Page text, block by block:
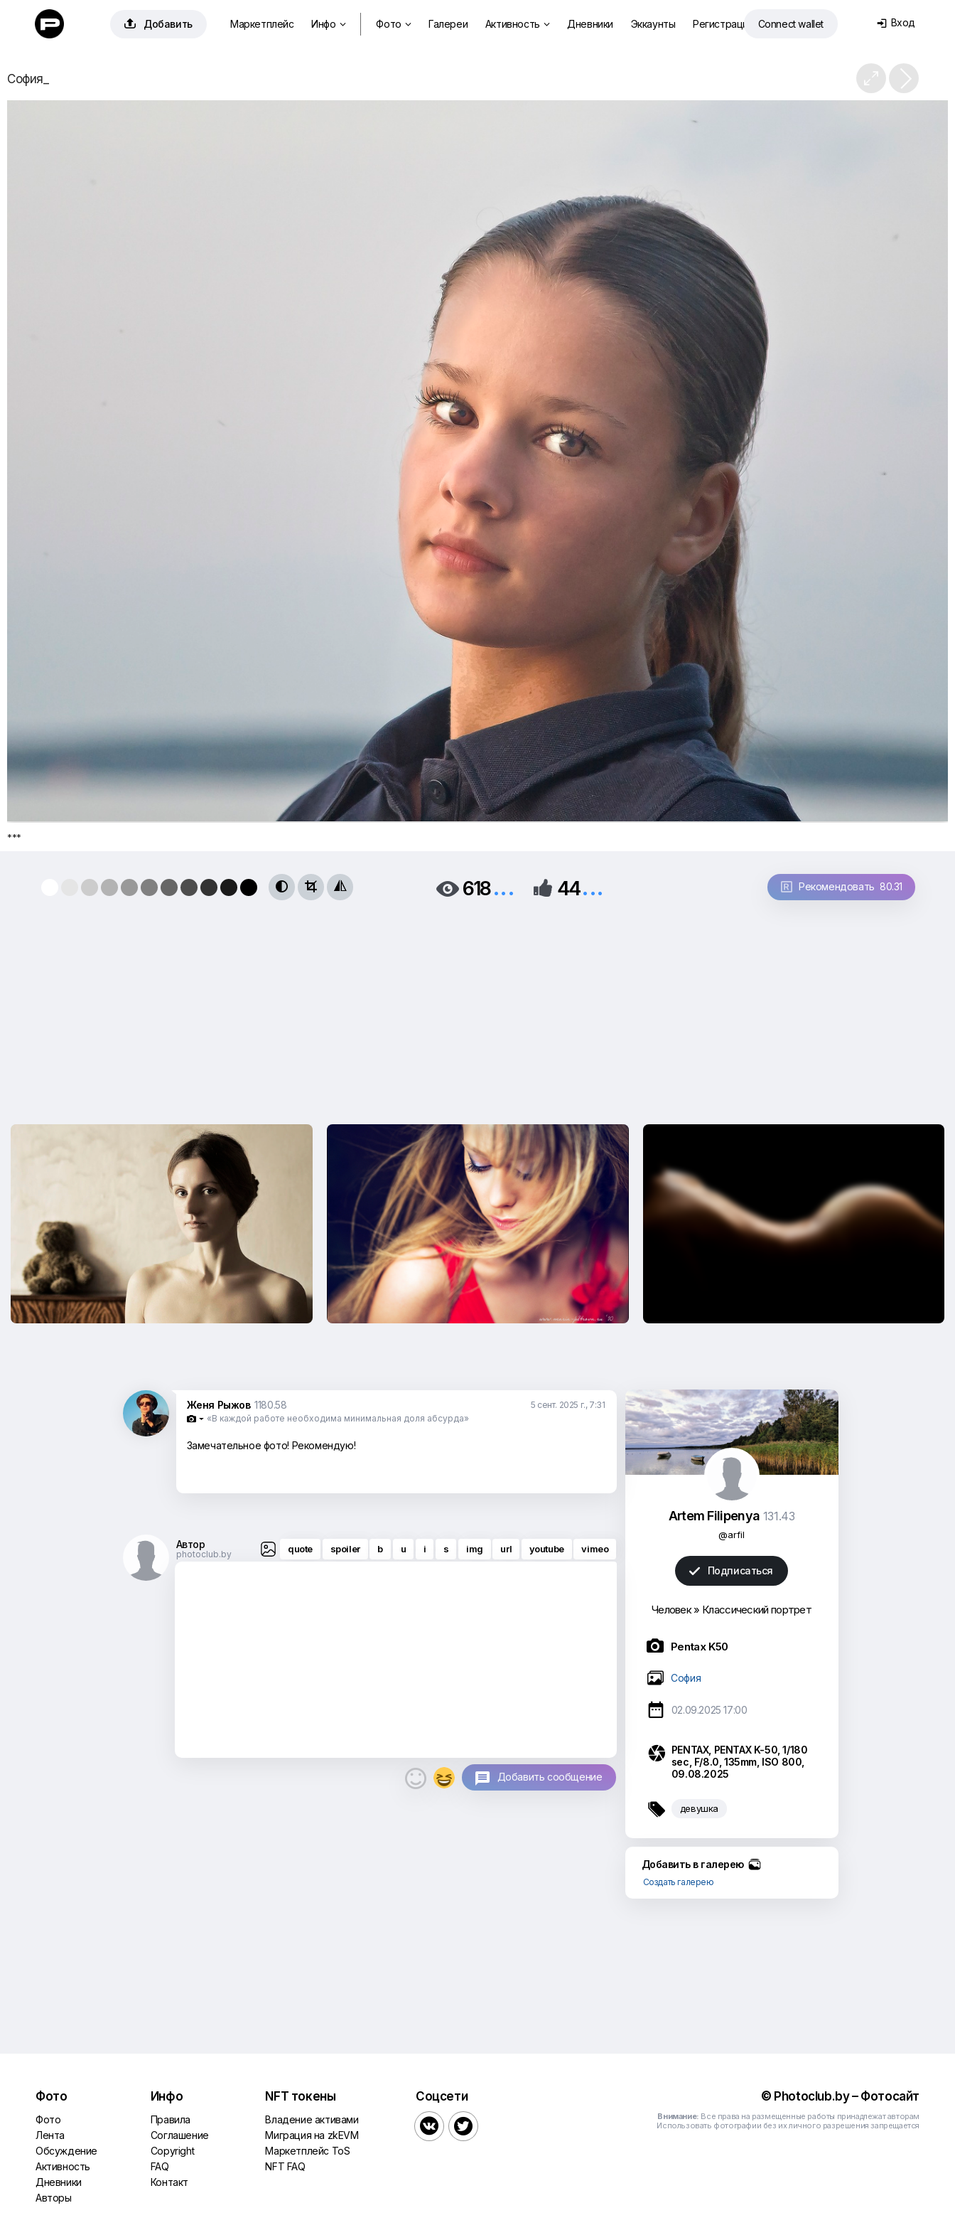
 Добавить Маркетплейс Инфо  Фото  Галереи Активность  Дневники Эккаунты Регистрация Connect wallet  Вход

София_
***
   618...  44...  Рекомендовать 80.31
Женя Рыжов 1180.58 5 сент. 2025 г., 7:31
 «В каждой работе необходима минимальная доля абсурда»
Замечательное фото! Рекомендую!
Автор
photoclub.by quote spoiler b u i s img url youtube vimeo
 Добавить сообщение
Artem Filipenya 131.43
@arfil
 Подписаться
Человек» Классический портрет
 Pentax K50
София
 02.09.2025 17:00
 PENTAX, PENTAX K-50, 1/180
sec, F/8.0, 135mm, ISO 800,
09.08.2025
 девушка
Добавить в галерею
Создать галерею
Фото
Фото
Лента
Обсуждение
Активность
Дневники
Авторы
Инфо
Правила
Соглашение
Copyright
FAQ
Контакт
NFT токены
Владение активами
Миграция на zkEVM
Маркетплейс ToS
NFT FAQ
Соцсети
 
© Photoclub.by – Фотосайт
Внимание: Все права на размещенные работы принадлежат авторам
Использовать фотографии без их личного разрешения запрещается